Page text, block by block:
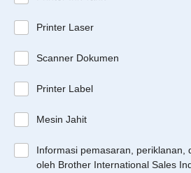
Printer Laser
Scanner Dokumen
Printer Label
Mesin Jahit
Informasi pemasaran, periklanan,
oleh Brother International Sales